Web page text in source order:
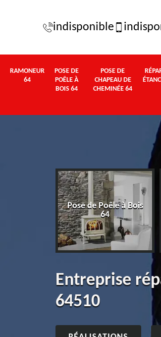
indisponible
RAMONEUR
64
POSE DE
POÊLE À
BOIS 64
POSE DE
CHAPEAU DE
CHEMINÉE 64
Pose de Poêle à Bois
64
Entreprise
64510